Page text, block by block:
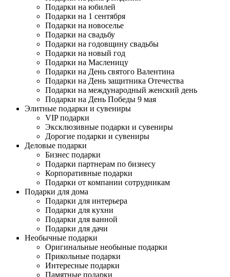
Подарки на юбилей
Подарки на 1 сентября
Подарки на новоселье
Подарки на свадьбу
Подарки на годовщину свадьбы
Подарки на новый год
Подарки на Масленицу
Подарки на День святого Валентина
Подарки на День защитника Отечества
Подарки на международный женский день
Подарки на День Победы 9 мая
Элитные подарки и сувениры
VIP подарки
Эксклюзивные подарки и сувениры
Дорогие подарки и сувениры
Деловые подарки
Бизнес подарки
Подарки партнерам по бизнесу
Корпоративные подарки
Подарки от компании сотрудникам
Подарки для дома
Подарки для интерьера
Подарки для кухни
Подарки для ванной
Подарки для дачи
Необычные подарки
Оригинальные необыные подарки
Прикольные подарки
Интересные подарки
Памятные подарки